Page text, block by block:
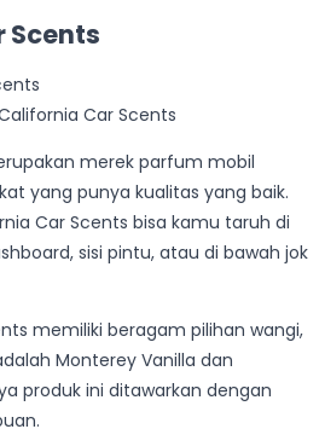
Scents
Car Scents
merek parfum mobil
yang punya kualitas yang baik.
Car Scents bisa kamu taruh di
sisi pintu, atau di bawah jok
memiliki beragam pilihan wangi,
Monterey Vanilla dan
produk ini ditawarkan dengan